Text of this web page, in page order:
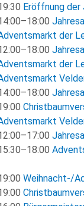
Eröffnung der
der
der
Weihnacht-/